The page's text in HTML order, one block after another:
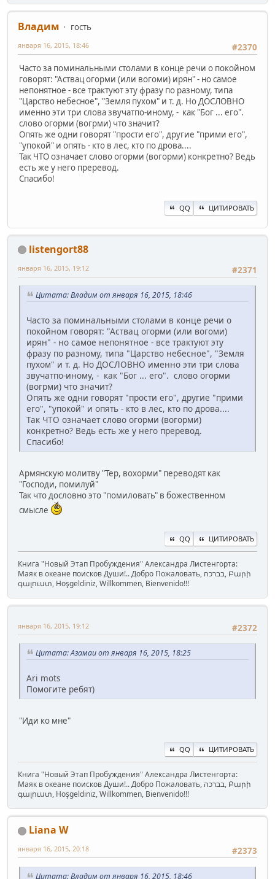
Владим
гость
#2370
января 16, 2015, 18:46
Часто за поминальными столами в конце речи о покойном
говорят: "Аствац огорми (или вогоми) ирян" - но самое
непонятное - все трактуют эту фразу по разному, типа
"Царство небесное", "Земля пухом" и т. д. Но ДОСЛОВНО
именно эти три слова звучатпо-иному, - как "Бог ... его".
слово огорми (вогрми) что значит?
Опять же одни говорят "прости его", другие "прими его",
"упокой" и опять - кто в лес, кто по дрова....
Так ЧТО означает слово огорми (вогорми) конкретно? Ведь
есть же у него преревод.
Спасибо!
QQ ЦИТИРОВАТЬ
listengort88
#2371
января 16, 2015, 19:12
Цитата: Владим от января 16, 2015, 18:46
Часто за поминальными столами в конце речи о
покойном говорят: "Аствац огорми (или вогоми)
ирян" - но самое непонятное - все трактуют эту
фразу по разному, типа "Царство небесное", "Земля
пухом" и т. д. Но ДОСЛОВНО именно эти три слова
звучатпо-иному, - как "Бог ... его". слово огорми
(вогрми) что значит?
Опять же одни говорят "прости его", другие "прими
его", "упокой" и опять - кто в лес, кто по дрова....
Так ЧТО означает слово огорми (вогорми)
конкретно? Ведь есть же у него преревод.
Спасибо!
Армянскую молитву "Тер, вохорми" переводят как
"Господи, помилуй"
Так что дословно это "помиловать" в божественном
смысле
QQ ЦИТИРОВАТЬ
Книга "Новый Этап Пробуждения" Александра Листенгорта:
Маяк в океане поисков Души!.. Добро Пожаловать, בברכה, Բարի
գալուստ, Hoşgeldiniz, Willkommen, Bienvenido!!!
#2372
января 16, 2015, 19:12
Цитата: Азамаи от января 16, 2015, 18:25
Ari mots
Помогите ребят)
"Иди ко мне"
QQ ЦИТИРОВАТЬ
Книга "Новый Этап Пробуждения" Александра Листенгорта:
Маяк в океане поисков Души!.. Добро Пожаловать, בברכה, Բարի
գալուստ, Hoşgeldiniz, Willkommen, Bienvenido!!!
Liana W
#2373
января 16, 2015, 20:18
Цитата: Владим от января 16, 2015, 18:46